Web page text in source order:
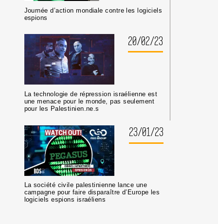
Journée d’action mondiale contre les logiciels
espions
20/02/23
La technologie de répression israélienne est
une menace pour le monde, pas seulement
pour les Palestinien.ne.s
23/01/23
La société civile palestinienne lance une
campagne pour faire disparaître d’Europe les
logiciels espions israéliens